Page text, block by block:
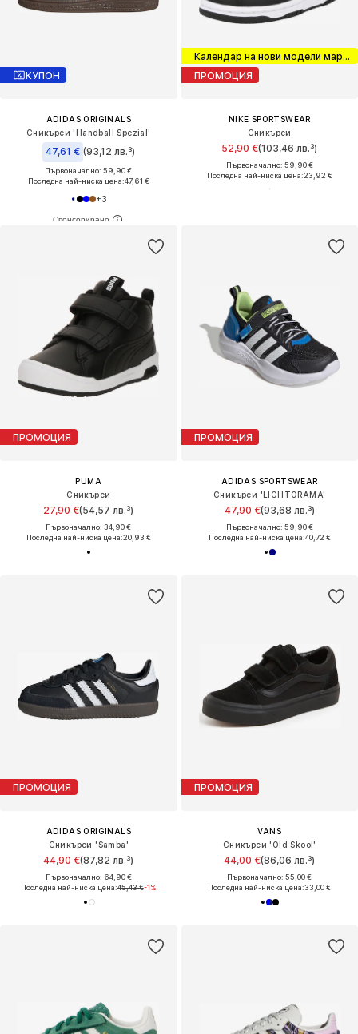
КУПОН
ADIDAS ORIGINALS
Сникърси 'Handball Spezial'
47,61 € (93,12 лв.³)
Първоначално: 59,90 €
Последна най-ниска цена:47,61 €
+3
Календар на нови модели маратонки
ПРОМОЦИЯ
NIKE SPORTSWEAR
Сникърси
52,90 €(103,46 лв.³)
Първоначално: 59,90 €
Последна най-ниска цена:23,92 €
ПРОМОЦИЯ
PUMA
Сникърси
27,90 €(54,57 лв.³)
Първоначално: 34,90 €
Последна най-ниска цена:20,93 €
ПРОМОЦИЯ
ADIDAS SPORTSWEAR
Сникърси 'LIGHTORAMA'
47,90 €(93,68 лв.³)
Първоначално: 59,90 €
Последна най-ниска цена:40,72 €
ПРОМОЦИЯ
ADIDAS ORIGINALS
Сникърси 'Samba'
44,90 €(87,82 лв.³)
Първоначално: 64,90 €
Последна най-ниска цена:45,43 €-1%
ПРОМОЦИЯ
VANS
Сникърси 'Old Skool'
44,00 €(86,06 лв.³)
Първоначално: 55,00 €
Последна най-ниска цена:33,00 €